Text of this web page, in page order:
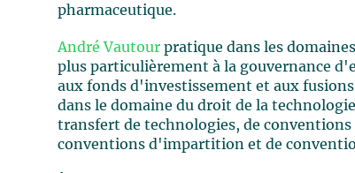
pharmaceutique.
André Vautourpratique dans les
plus particulièrement à la gouvernance
aux fonds d'investissement et aux
dans le domaine du droit de la
transfert de technologies, de
conventions d'impartition et de